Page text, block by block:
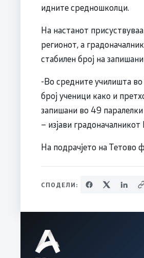
идните средношколци.
На настанот
регионот, а
стабилен број на
-Во средните училишта
број ученици како и
запишани во 49 паралелки
– изјави
На подрачјето на Тетово
СПОДЕЛИ: